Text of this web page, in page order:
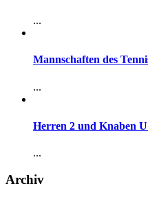
...
Mannschaften des
...
Herren 2 und Knaben
...
Archiv